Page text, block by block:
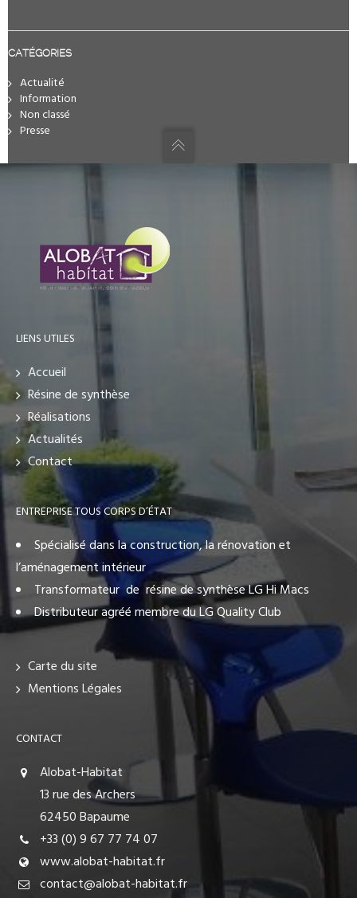
CATÉGORIES
Actualité
Information
Non classé
Presse
LIENS UTILES
Accueil
Résine de synthèse
Réalisations
Actualités
Contact
ENTREPRISE TOUS CORPS D’ÉTAT
Spécialisé dans la construction, la rénovation et
l’aménagement intérieur
Transformateur de résine de synthèse LG Hi Macs
Distributeur agréé membre du LG Quality Club
Carte du site
Mentions Légales
CONTACT
Alobat-Habitat
13 rue des Archers
62450 Bapaume
+33 (0) 9 67 77 74 07
www.alobat-habitat.fr
contact@alobat-habitat.fr